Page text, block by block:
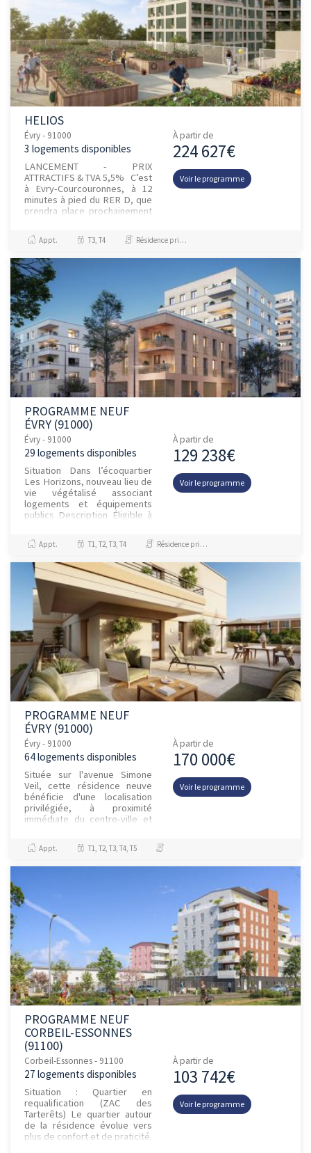
HELIOS
Évry - 91000
3 logements disponibles
LANCEMENT - PRIX
ATTRACTIFS & TVA 5,5% C’est
à Evry-Courcouronnes, à 12
minutes à pied du RER D, que
prendra place prochainement
choix de 43 logements, sign...
À partir de
224 627€
Voir le programme
Appt. T3, T4 Résidence principale / PTZ
PROGRAMME NEUF
ÉVRY (91000)
Évry - 91000
29 logements disponibles
Situation Dans l’écoquartier
Les Horizons, nouveau lieu de
vie végétalisé associant
logements et équipements
publics Description Éligible à
appartements du studi...
À partir de
129 238€
Voir le programme
Appt. T1, T2, T3, T4 Résidence principale / PTZ, Investissement et Défiscalisation
PROGRAMME NEUF
ÉVRY (91000)
Évry - 91000
64 logements disponibles
Située sur l'avenue Simone
Veil, cette résidence neuve
bénéficie d'une localisation
privilégiée, à proximité
immédiate du centre-ville et
RER D et le Tramway T12,...
À partir de
170 000€
Voir le programme
Appt. T1, T2, T3, T4, T5
PROGRAMME NEUF
CORBEIL-ESSONNES
(91100)
Corbeil-Essonnes - 91100
27 logements disponibles
Situation : Quartier en
requalification (ZAC des
Tarterêts) Le quartier autour
de la résidence évolue vers
plus de confort et de praticité.
À partir de
103 742€
Voir le programme